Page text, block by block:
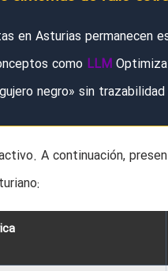
en Asturias permanecen
como LLM
negro» sin
A continuación,